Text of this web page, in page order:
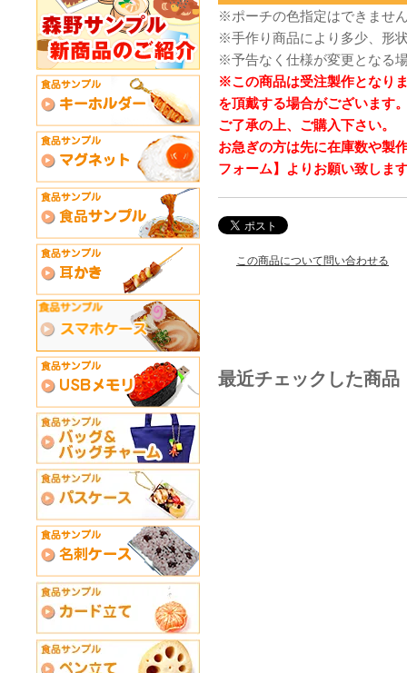
※ポーチの色指定はできませ
※手作り商品により多少、形
※予告なく仕様が変更となる
※この商品は受注製作となり
を頂戴する場合がございます
ご了承の上、ご購入下さい。
お急ぎの方は先に在庫数や製
フォーム】よりお願い致しま
この商品について問い合わせる
最近チェックした商品